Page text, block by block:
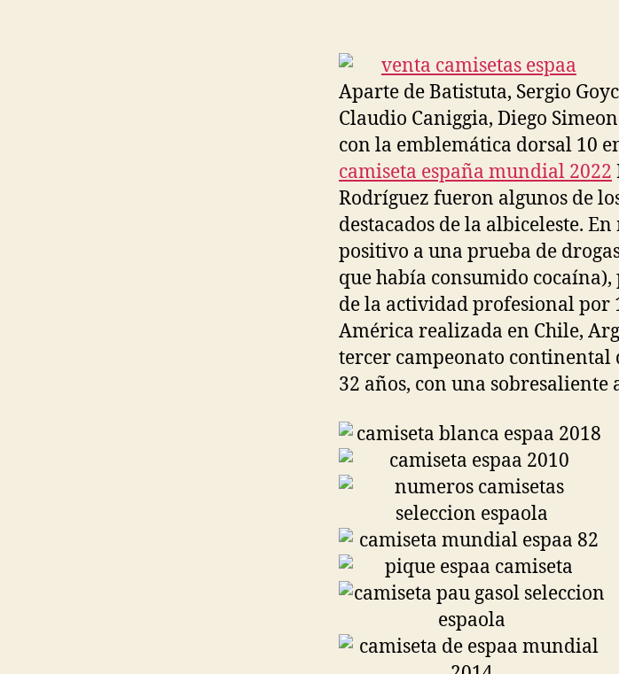
Aparte de Batistuta, Sergio
Claudio Caniggia, Diego
con la emblemática dorsal 10
camiseta españa mundial 2022
Rodríguez fueron algunos de
destacados de la albiceleste.
positivo a una prueba de
que había consumido
de la actividad profesional por
América realizada en Chile,
tercer campeonato continental
32 años, con una sobresaliente